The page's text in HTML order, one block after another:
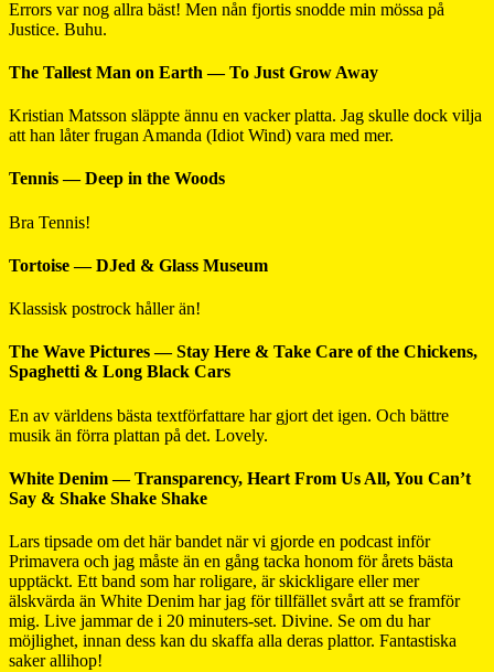
Errors var nog allra bäst! Men nån fjortis snodde min mössa på
Justice. Buhu.
The Tallest Man on Earth — To Just Grow Away
Kristian Matsson släppte ännu en vacker platta. Jag skulle dock vilja
att han låter frugan Amanda (Idiot Wind) vara med mer.
Tennis — Deep in the Woods
Bra Tennis!
Tortoise — DJed & Glass Museum
Klassisk postrock håller än!
The Wave Pictures — Stay Here & Take Care of the Chickens,
Spaghetti & Long Black Cars
En av världens bästa textförfattare har gjort det igen. Och bättre
musik än förra plattan på det. Lovely.
White Denim — Transparency, Heart From Us All, You Can’t
Say & Shake Shake Shake
Lars tipsade om det här bandet när vi gjorde en podcast inför
Primavera och jag måste än en gång tacka honom för årets bästa
upptäckt. Ett band som har roligare, är skickligare eller mer
älskvärda än White Denim har jag för tillfället svårt att se framför
mig. Live jammar de i 20 minuters-set. Divine. Se om du har
möjlighet, innan dess kan du skaffa alla deras plattor. Fantastiska
saker allihop!